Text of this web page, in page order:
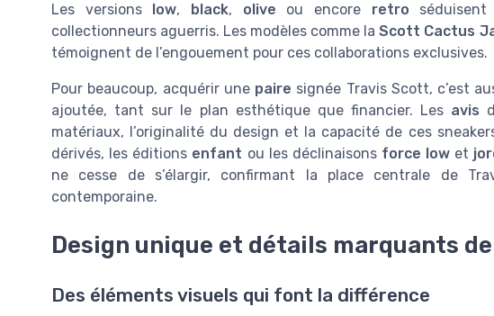
Les versions low, black, olive ou encore retro
collectionneurs aguerris. Les modèles comme laScott Cactus
témoignent de l’engouement pour ces collaborations exclusives.
Pour beaucoup, acquérir une paire signée Travis Scott, c’est
ajoutée, tant sur le plan esthétique que financier. Les avis
matériaux, l’originalité du design et la capacité de ces
dérivés, les éditions enfant ou les déclinaisons force low et
ne cesse de s’élargir, confirmant la place centrale de
contemporaine.
Design unique et détails marquants
Des éléments visuels qui font la différence